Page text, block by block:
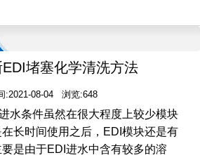
堵塞化学清洗方法
:2021-08-04 浏览:648
水条件虽然在很大程度上较少模块
长时间使用之后，EDI模块还是有
是由于EDI进水中含有较多的溶